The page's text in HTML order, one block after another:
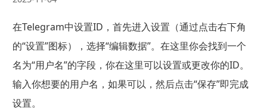
Telegram Mac版
Telegram安卓版
Telegram Web版
在Telegram中设置ID，首先进入设置（通过点击右下角
的“设置”图标），选择“编辑数据”。在这里你会找到一个
名为“用户名”的字段，你在这里可以设置或更改你的ID。
输入你想要的用户名，如果可以，然后点击“保存”即完成
设置。